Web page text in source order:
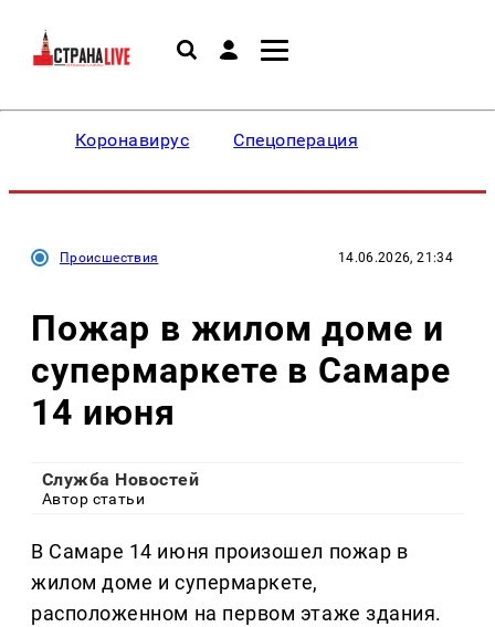
Коронавирус Спецоперация
Происшествия 14.06.2026, 21:34
Пожар в жилом доме и
супермаркете в Самаре
14 июня
Служба Новостей
Автор статьи
В Самаре 14 июня произошел пожар в
жилом доме и супермаркете,
расположенном на первом этаже здания.